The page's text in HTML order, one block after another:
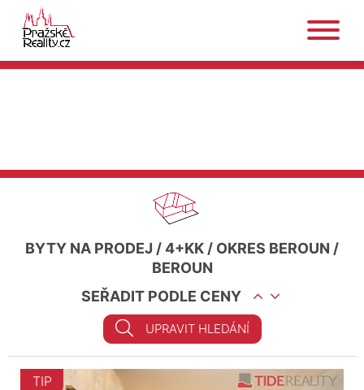
BYTY NA PRODEJ /4+KK / OKRES BEROUN /
BEROUN
SEŘADIT PODLE CENY
UPRAVIT HLEDÁNÍ
TIP